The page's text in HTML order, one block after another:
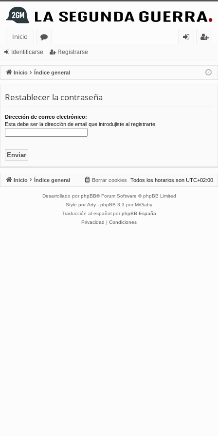
Inicio
or
os
nt
ifi
ist
ra
Identificarse Registrarse
Inicio Índice general
Restablecer la contraseña
Dirección de correo electrónico:
Esta debe ser la dirección de email que introdujiste al registrarte.
Inicio Índice general Todos los horarios son UTC+02:00
Borrar cookies
Desarrollado por phpBB® Forum Software © phpBB Limited
Style por Arty - phpBB 3.3 por MrGaby
Traducción al español por phpBB España
Privacidad | Condiciones